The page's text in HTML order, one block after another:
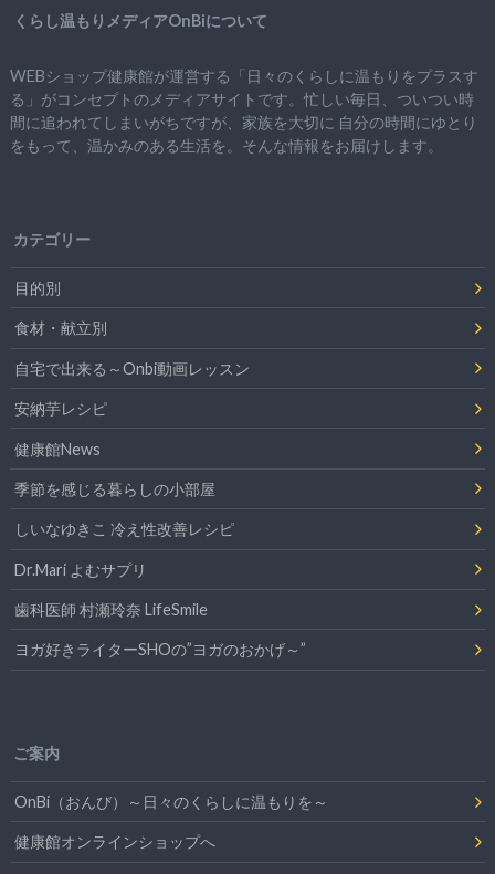
くらし温もりメディアOnBiについて
WEBショップ健康館が運営する「日々のくらしに温もりをプラスす
る」がコンセプトのメディアサイトです。忙しい毎日、ついつい時
間に追われてしまいがちですが、 家族を大切に 自分の時間にゆとり
をもって、 温かみのある生活を。そんな情報をお届けします。
カテゴリー
目的別
食材・献立別
自宅で出来る～Onbi動画レッスン
安納芋レシピ
健康館News
季節を感じる暮らしの小部屋
しいなゆきこ 冷え性改善レシピ
Dr.Mari よむサプリ
歯科医師 村瀬玲奈 LifeSmile
ヨガ好きライターSHOの”ヨガのおかげ～”
ご案内
OnBi（おんび）～日々のくらしに温もりを～
健康館オンラインショップへ